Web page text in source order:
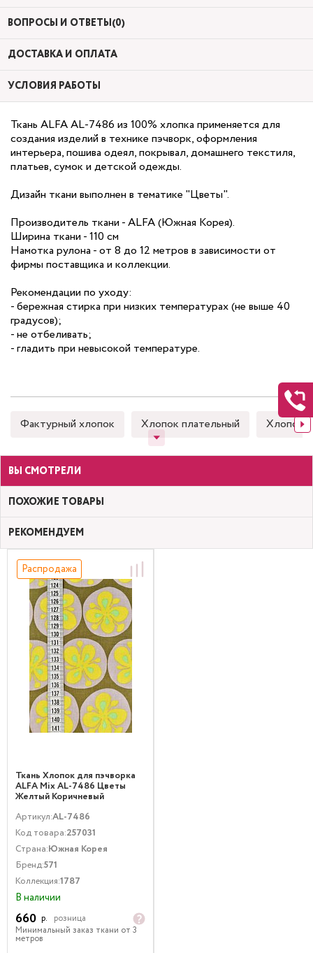
ВОПРОСЫ И ОТВЕТЫ(0)
ДОСТАВКА И ОПЛАТА
УСЛОВИЯ РАБОТЫ
Ткань ALFA AL-7486 из 100% хлопка применяется для
создания изделий в технике пэчворк, оформления
интерьера, пошива одеял, покрывал, домашнего текстиля,
платьев, сумок и детской одежды.
Дизайн ткани выполнен в тематике "Цветы".
Производитель ткани - ALFA (Южная Корея).
Ширина ткани - 110 см
Намотка рулона - от 8 до 12 метров в зависимости от
фирмы поставщика и коллекции.
Рекомендации по уходу:
- бережная стирка при низких температурах (не выше 40
градусов);
- не отбеливать;
- гладить при невысокой температуре.
Фактурный хлопок Хлопок плательный Хлопок
ВЫ СМОТРЕЛИ
ПОХОЖИЕ ТОВАРЫ
РЕКОМЕНДУЕМ
Распродажа
Ткань Хлопок для пэчворка
ALFA Mix AL-7486 Цветы
Желтый Коричневый
Артикул:AL-7486
Код товара:257031
Страна:Южная Корея
Бренд:571
Коллекция:1787
В наличии
660 р.
розница
Минимальный заказ ткани от 3
метров